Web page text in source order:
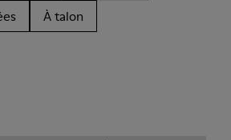
À talon